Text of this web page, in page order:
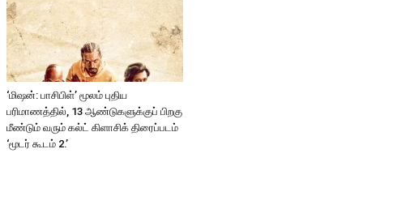
‘மிஷன்: பாசிபிள்’ மூலம் புதிய
பரிமாணத்தில், 13 ஆண்டுகளுக்குப் பிறகு
மீண்டும் வரும் கல்ட் கிளாசிக் திரைப்படம்
‘மூடர் கூடம் 2.’